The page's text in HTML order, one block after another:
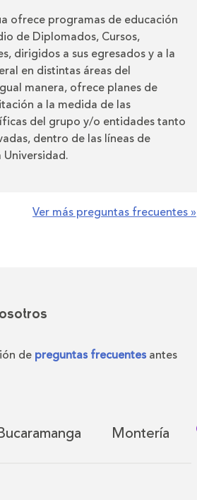
ofrece programas de educación
de Diplomados, Cursos,
dirigidos a sus egresados y a la
en distintas áreas del
manera, ofrece planes de
a la medida de las
del grupo y/o entidades tanto
dentro de las líneas de
Ver más preguntas frecuentes »
de preguntas frecuentes antes
Montería